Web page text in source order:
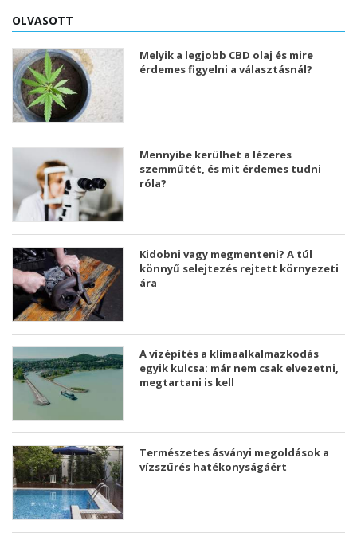
OLVASOTT
Melyik a legjobb CBD olaj és mire
érdemes figyelni a választásnál?
Mennyibe kerülhet a lézeres
szemműtét, és mit érdemes tudni
róla?
Kidobni vagy megmenteni? A túl
könnyű selejtezés rejtett környezeti
ára
A vízépítés a klímaalkalmazkodás
egyik kulcsa: már nem csak elvezetni,
megtartani is kell
Természetes ásványi megoldások a
vízszűrés hatékonyságáért